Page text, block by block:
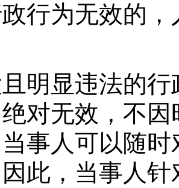
行为无效的
明显违法的
对无效，不
事人可以随
此，当事人